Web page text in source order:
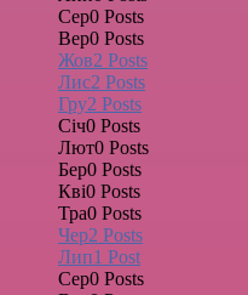
Сер0 Posts
Вер0 Posts
Жов2 Posts
Лис2 Posts
Гру2 Posts
Січ0 Posts
Лют0 Posts
Бер0 Posts
Кві0 Posts
Тра0 Posts
Чер2 Posts
Лип1 Post
Сер0 Posts